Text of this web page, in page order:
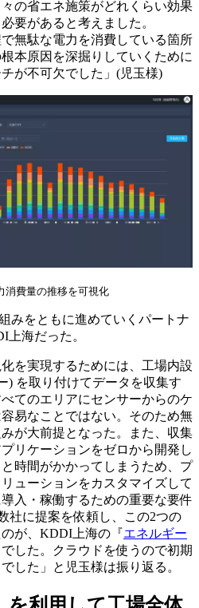
の省エネ施策がどれくらい効果
要があると考えました。
無駄な電力を消費している箇所
本原因を深掘りしていくために
が不可欠でした」(児玉様)
消費量の推移を可視化
みをともに進めていくパートナ
海だった。
を実現するためには、工場内設
) を取り付けてデータを収集す
てのエリアにセンサーからのケ
易なことではない。そのため無
が大前提となった。また、収集
リケーションをゼロから開発し
時間がかかってしまうため、プ
ューションをカスタマイズして
入・稼働するための重要な要件
社に提案を依頼し、この2つの
が、KDDI上海の『エネルギー
でした。クラウドを使うので初期
した」と児玉様は振り返る。